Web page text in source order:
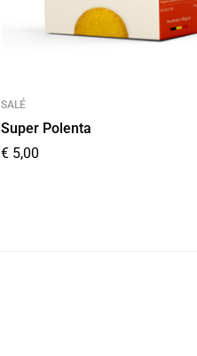
SALÉ
Super Polenta
€ 5,00